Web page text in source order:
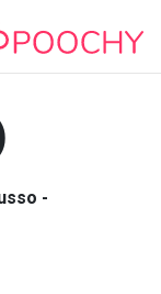
-